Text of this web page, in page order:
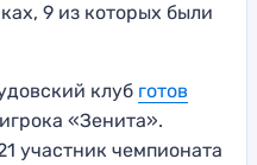
9 из которых были
клуб готов
«Зенита».
участник чемпионата